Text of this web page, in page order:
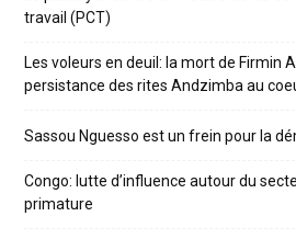
travail (PCT)
Les voleurs en deuil: la mort de Firmin
persistance des rites Andzimba au
Sassou Nguesso est un frein pour la
Congo: lutte d’influence autour du
primature